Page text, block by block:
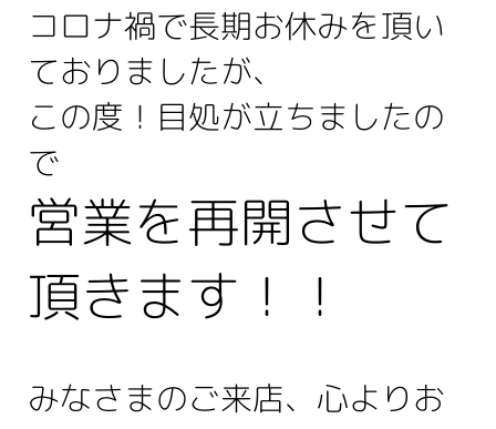
コロナ禍で長期お休みを頂い
ておりましたが、
この度！目処が立ちましたの
で
営業を再開させて
頂きます！！
みなさまのご来店、心よりお